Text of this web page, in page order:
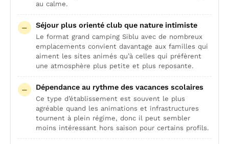
au calme.
Séjour plus orienté club que nature intimiste
Le format grand camping Siblu avec de nombreux
emplacements convient davantage aux familles qui
aiment les sites animés qu’à celles qui préfèrent
une atmosphère plus petite et plus reposante.
Dépendance au rythme des vacances scolaires
Ce type d’établissement est souvent le plus
agréable quand les animations et infrastructures
tournent à plein régime, donc il peut sembler
moins intéressant hors saison pour certains profils.